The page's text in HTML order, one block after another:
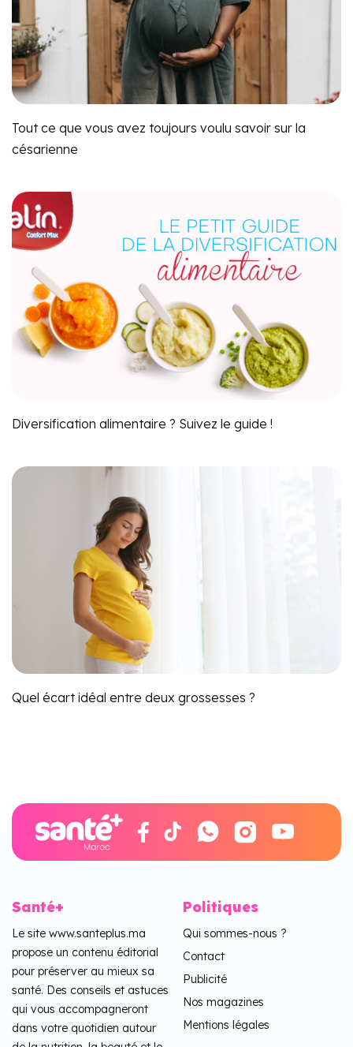
Tout ce que vous avez toujours voulu savoir sur la
césarienne
Diversification alimentaire ? Suivez le guide !
Quel écart idéal entre deux grossesses ?
Santé+
Le site www.santeplus.ma
propose un contenu éditorial
pour préserver au mieux sa
santé. Des conseils et astuces
qui vous accompagneront
dans votre quotidien autour
Politiques
Qui sommes-nous ?
Contact
Publicité
Nos magazines
Mentions légales